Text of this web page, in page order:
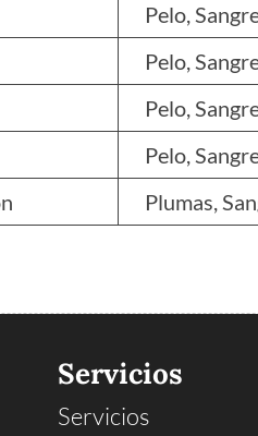
Pelo,
Pelo,
Pelo,
Pelo,
Plumas,
Servicios
Servicios